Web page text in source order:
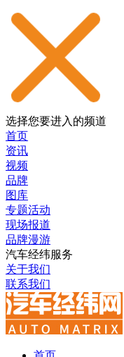
选择您要进入的频道
首页
资讯
视频
品牌
图库
专题活动
现场报道
品牌漫游
汽车经纬服务
关于我们
联系我们